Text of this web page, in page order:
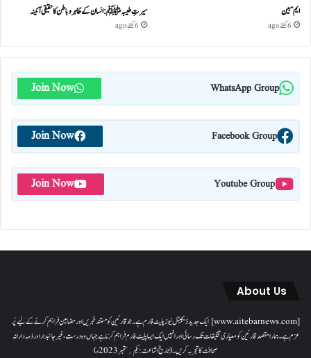
ایم مبین
6 گھنٹے ago
سیرتِ طیبہﷺ: انسان کے ظاہر و باطن کا حقیقی آئینہ
6 گھنٹے ago
WhatsApp Group
Join Now
Facebook Group
Join Now
Youtube Group
Join Now
About Us
[www.aitebarnews.com] ایک جدید ڈیجیٹل نیوز پلیٹ فارم ہے۔ جو قارئین کو مستند خبریں اور مضامین فراہم کرنے کے لیے پُر
عزم ہے۔ ہمارا مقصدقارئین کو معیاری تخلیقات تک رسائی اور انہیں ایک ایسا پلیٹ فارم فراہم کرنا ہے جہاں وہ درست، غیر جانبدار اور ذمہ دارانہ
صحافت کا تجربہ کریں۔( تاریخ اشاعت : یکم؍ ستمبر 2023ء)